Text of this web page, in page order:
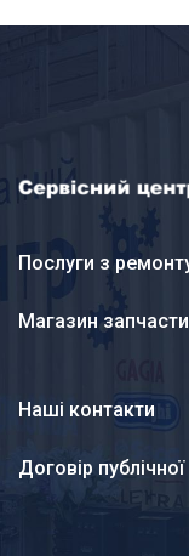
Послуги з
Магазин
Наші контакти
Договір